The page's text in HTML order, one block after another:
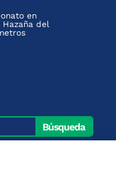
en
del